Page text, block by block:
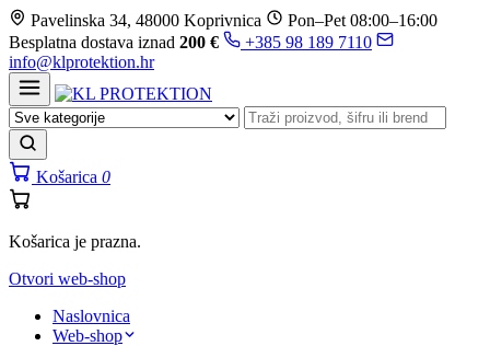
Prijeđi
na
sadržaj
Pavelinska 34, 48000 Koprivnica
Pon–Pet 08:00–16:00
Besplatna dostava iznad 200 €
+385 98 189 7110
info@klprotektion.hr
Košarica 0
Košarica je prazna.
Otvori web-shop
Naslovnica
Web-shop